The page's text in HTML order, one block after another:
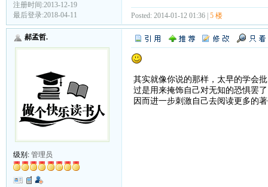
注册时间:2013-12-19
最后登录:2018-04-11
Posted: 2014-01-12 01:36 | 5 楼
郝孟哲.
级别: 管理员
其实就像你说的那样，太早的学会
过是用来掩饰自己对无知的恐惧罢
因而进一步刺激自己去阅读更多的